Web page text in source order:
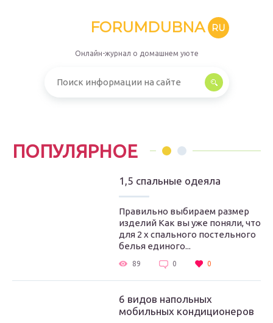
FORUMDUBNA RU
Онлайн-журнал о домашнем уюте
ПОПУЛЯРНОЕ
1,5 спальные одеяла
Правильно выбираем размер
изделий Как вы уже поняли, что
для 2 х спального постельного
белья единого...
89 0 0
6 видов напольных
мобильных кондиционеров